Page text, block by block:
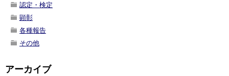
認定・検定
顕彰
各種報告
その他
アーカイブ